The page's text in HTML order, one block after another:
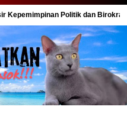
Politik dan Birokrasi